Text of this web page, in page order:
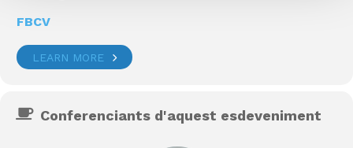
FBCV
LEARN MORE
Conferenciants d'aquest esdeveniment